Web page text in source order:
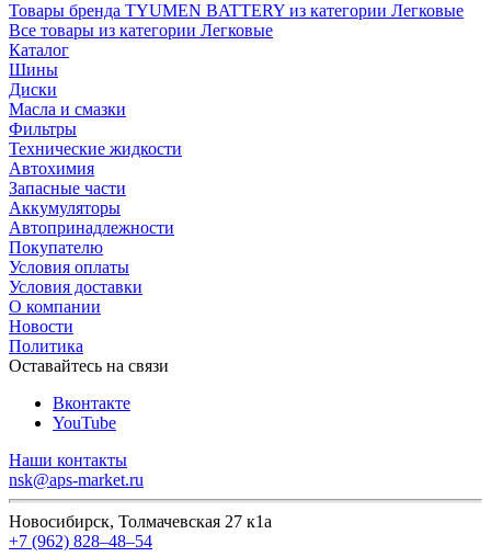
Товары бренда TYUMEN BATTERY из категории Легковые
Все товары из категории Легковые
Каталог
Шины
Диски
Масла и смазки
Фильтры
Технические жидкости
Автохимия
Запасные части
Аккумуляторы
Автопринадлежности
Покупателю
Условия оплаты
Условия доставки
О компании
Новости
Политика
Оставайтесь на связи
Вконтакте
YouTube
Наши контакты
nsk@aps-market.ru
Новосибирск, Толмачевская 27 к1а
+7 (962) 828‒48‒54